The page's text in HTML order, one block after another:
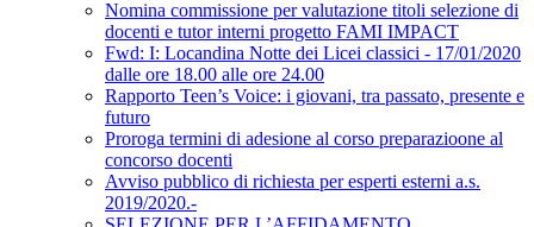
Nomina commissione per valutazione titoli selezione di
docenti e tutor interni progetto FAMI IMPACT
Fwd: I: Locandina Notte dei Licei classici - 17/01/2020
dalle ore 18.00 alle ore 24.00
Rapporto Teen’s Voice: i giovani, tra passato, presente e
futuro
Proroga termini di adesione al corso preparazioone al
concorso docenti
Avviso pubblico di richiesta per esperti esterni a.s.
2019/2020.-